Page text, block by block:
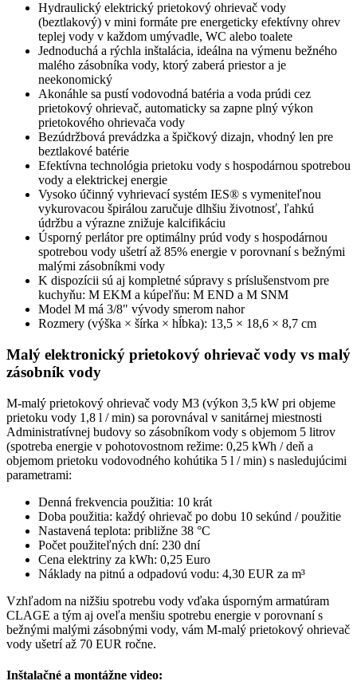
Hydraulický elektrický prietokový ohrievač vody
(beztlakový) v mini formáte pre energeticky efektívny ohrev
teplej vody v každom umývadle, WC alebo toalete
Jednoduchá a rýchla inštalácia, ideálna na výmenu bežného
malého zásobníka vody, ktorý zaberá priestor a je
neekonomický
Akonáhle sa pustí vodovodná batéria a voda prúdi cez
prietokový ohrievač, automaticky sa zapne plný výkon
prietokového ohrievača vody
Bezúdržbová prevádzka a špičkový dizajn, vhodný len pre
beztlakové batérie
Efektívna technológia prietoku vody s hospodárnou spotrebou
vody a elektrickej energie
Vysoko účinný vyhrievací systém IES® s vymeniteľnou
vykurovacou špirálou zaručuje dlhšiu životnosť, ľahkú
údržbu a výrazne znižuje kalcifikáciu
Úsporný perlátor pre optimálny prúd vody s hospodárnou
spotrebou vody ušetrí až 85% energie v porovnaní s bežnými
malými zásobníkmi vody
K dispozícii sú aj kompletné súpravy s príslušenstvom pre
kuchyňu: M EKM a kúpeľňu: M END a M SNM
Model M má 3/8" vývody smerom nahor
Rozmery (výška × šírka × hĺbka): 13,5 × 18,6 × 8,7 cm
Malý elektronický prietokový ohrievač vody vs malý
zásobník vody
M-malý prietokový ohrievač vody M3 (výkon 3,5 kW pri objeme
prietoku vody 1,8 l / min) sa porovnával v sanitárnej miestnosti
Administratívnej budovy so zásobníkom vody s objemom 5 litrov
(spotreba energie v pohotovostnom režime: 0,25 kWh / deň a
objemom prietoku vodovodného kohútika 5 l / min) s nasledujúcimi
parametrami:
Denná frekvencia použitia: 10 krát
Doba použitia: každý ohrievač po dobu 10 sekúnd / použitie
Nastavená teplota: približne 38 °C
Počet použiteľných dní: 230 dní
Cena elektriny za kWh: 0,25 Euro
Náklady na pitnú a odpadovú vodu: 4,30 EUR za m³
Vzhľadom na nižšiu spotrebu vody vďaka úsporným armatúram
CLAGE a tým aj oveľa menšiu spotrebu energie v porovnaní s
bežnými malými zásobnými vody, vám M-malý prietokový ohrievač
vody ušetrí až 70 EUR ročne.
Inštalačné a montážne video: